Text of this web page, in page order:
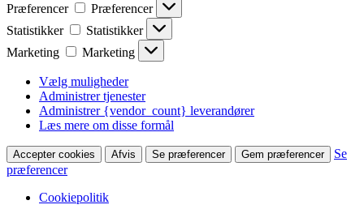
Præferencer
Præferencer
Statistikker
Statistikker
Marketing
Marketing
Vælg muligheder
Administrer tjenester
Administrer {vendor_count} leverandører
Læs mere om disse formål
Accepter cookies Afvis Se præferencer Gem præferencer
Se
præferencer
Cookiepolitik